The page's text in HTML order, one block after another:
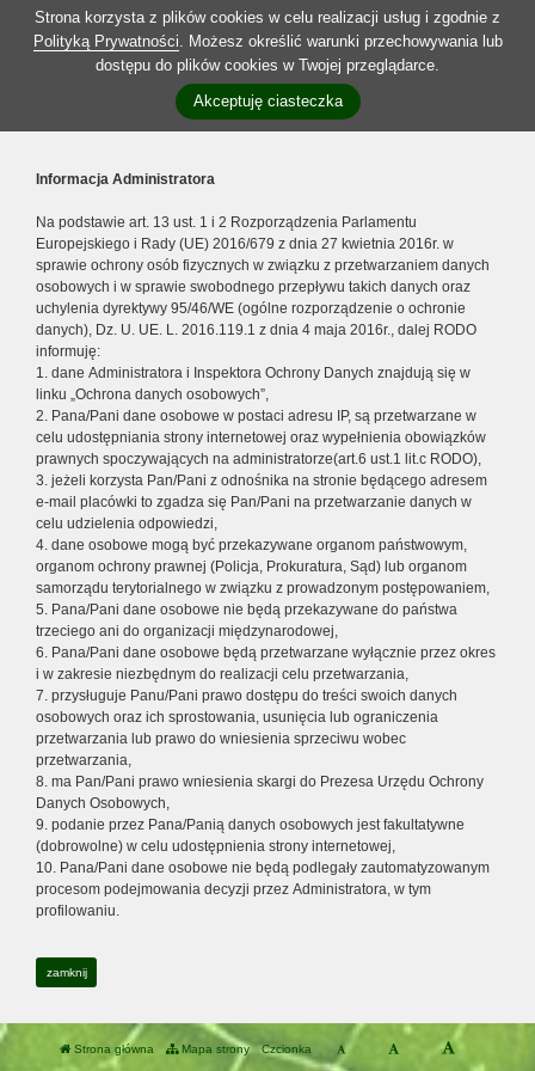
Strona korzysta z plików cookies w celu realizacji usług i zgodnie z
Polityką Prywatności. Możesz określić warunki przechowywania lub
dostępu do plików cookies w Twojej przeglądarce.
Akceptuję ciasteczka
Informacja Administratora
Na podstawie art. 13 ust. 1 i 2 Rozporządzenia Parlamentu
Europejskiego i Rady (UE) 2016/679 z dnia 27 kwietnia 2016r. w
sprawie ochrony osób fizycznych w związku z przetwarzaniem danych
osobowych i w sprawie swobodnego przepływu takich danych oraz
uchylenia dyrektywy 95/46/WE (ogólne rozporządzenie o ochronie
danych), Dz. U. UE. L. 2016.119.1 z dnia 4 maja 2016r., dalej RODO
informuję:
1. dane Administratora i Inspektora Ochrony Danych znajdują się w
linku „Ochrona danych osobowych”,
2. Pana/Pani dane osobowe w postaci adresu IP, są przetwarzane w
celu udostępniania strony internetowej oraz wypełnienia obowiązków
prawnych spoczywających na administratorze(art.6 ust.1 lit.c RODO),
3. jeżeli korzysta Pan/Pani z odnośnika na stronie będącego adresem
e-mail placówki to zgadza się Pan/Pani na przetwarzanie danych w
celu udzielenia odpowiedzi,
4. dane osobowe mogą być przekazywane organom państwowym,
organom ochrony prawnej (Policja, Prokuratura, Sąd) lub organom
samorządu terytorialnego w związku z prowadzonym postępowaniem,
5. Pana/Pani dane osobowe nie będą przekazywane do państwa
trzeciego ani do organizacji międzynarodowej,
6. Pana/Pani dane osobowe będą przetwarzane wyłącznie przez okres
i w zakresie niezbędnym do realizacji celu przetwarzania,
7. przysługuje Panu/Pani prawo dostępu do treści swoich danych
osobowych oraz ich sprostowania, usunięcia lub ograniczenia
przetwarzania lub prawo do wniesienia sprzeciwu wobec
przetwarzania,
8. ma Pan/Pani prawo wniesienia skargi do Prezesa Urzędu Ochrony
Danych Osobowych,
9. podanie przez Pana/Panią danych osobowych jest fakultatywne
(dobrowolne) w celu udostępnienia strony internetowej,
10. Pana/Pani dane osobowe nie będą podlegały zautomatyzowanym
procesom podejmowania decyzji przez Administratora, w tym
profilowaniu.
zamknij
Strona główna Mapa strony Czcionka